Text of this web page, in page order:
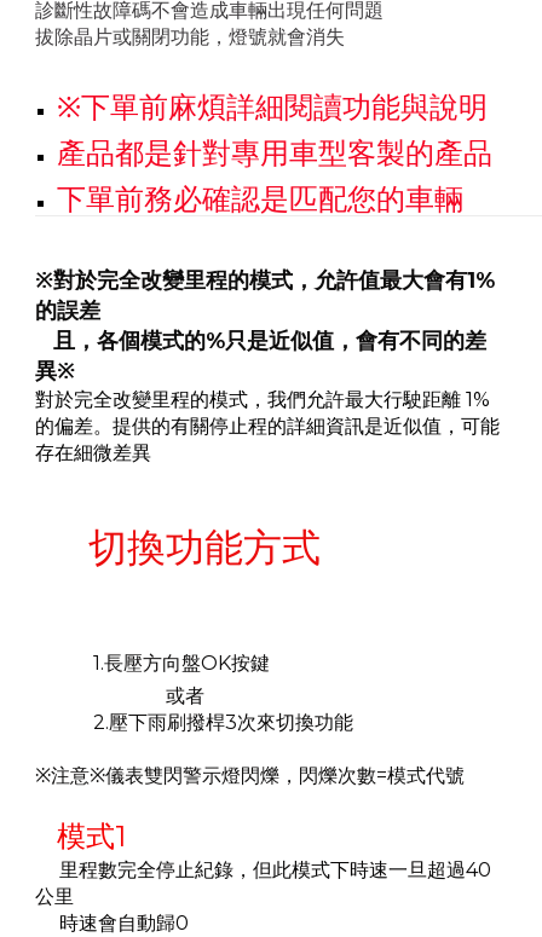
診斷性故障碼不會造成車輛出現任何問題
拔除晶片或關閉功能，燈號就會消失
※下單前麻煩詳細閱讀功能與說明
產品都是針對專用車型客製的產品
下單前務必確認是匹配您的車輛
※對於完全改變里程的模式，允許值最大會有1%
的誤差
且，各個模式的%只是近似值，會有不同的差
異※
對於完全改變里程的模式，我們允許最大行駛距離 1%
的偏差。提供的有關停止程的詳細資訊是近似值，可能
存在細微差異
切換功能方式
1.長壓方向盤OK按鍵
或者
2.壓下雨刷撥桿3次來切換功能
※注意※儀表雙閃警示燈閃爍，閃爍次數=模式代號
模式1
里程數完全停止紀錄，但此模式下時速一旦超過40
公里
時速會自動歸0